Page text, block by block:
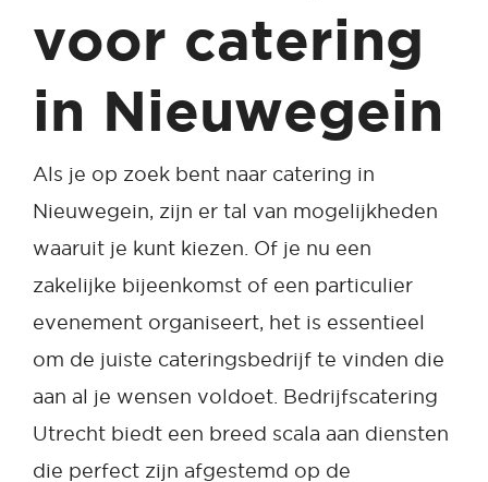
voor catering
in Nieuwegein
Als je op zoek bent naar catering in
Nieuwegein, zijn er tal van mogelijkheden
waaruit je kunt kiezen. Of je nu een
zakelijke bijeenkomst of een particulier
evenement organiseert, het is essentieel
om de juiste cateringsbedrijf te vinden die
aan al je wensen voldoet. Bedrijfscatering
Utrecht biedt een breed scala aan diensten
die perfect zijn afgestemd op de